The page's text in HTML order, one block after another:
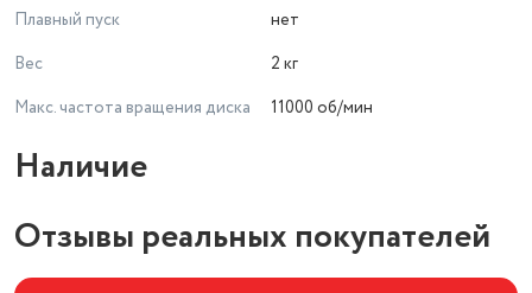
Плавный пуск
нет
Вес
2 кг
Макс. частота вращения диска
11000 об/мин
Наличие
Отзывы реальных покупателей